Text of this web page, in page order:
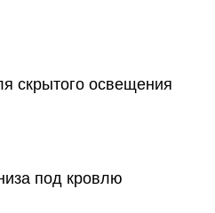
скрытого освещения
под кровлю